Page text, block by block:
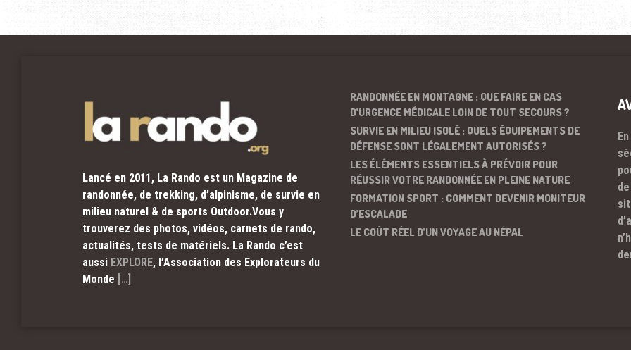
Lancé en 2011, La Rando est un Magazine de
randonnée, de trekking, d’alpinisme, de survie en
milieu naturel & de sports Outdoor.Vous y
trouverez des photos, vidéos, carnets de rando,
actualités, tests de matériels. La Rando c’est
aussi EXPLORE, l’Association des Explorateurs du
Monde […]
RANDONNÉE EN MONTAGNE : QUE FAIRE EN CAS
D’URGENCE MÉDICALE LOIN DE TOUT SECOURS ?
SURVIE EN MILIEU ISOLÉ : QUELS ÉQUIPEMENTS DE
DÉFENSE SONT LÉGALEMENT AUTORISÉS ?
LES ÉLÉMENTS ESSENTIELS À PRÉVOIR POUR
RÉUSSIR VOTRE RANDONNÉE EN PLEINE NATURE
FORMATION SPORT : COMMENT DEVENIR MONITEUR
D’ESCALADE
LE COÛT RÉEL D’UN VOYAGE AU NÉPAL